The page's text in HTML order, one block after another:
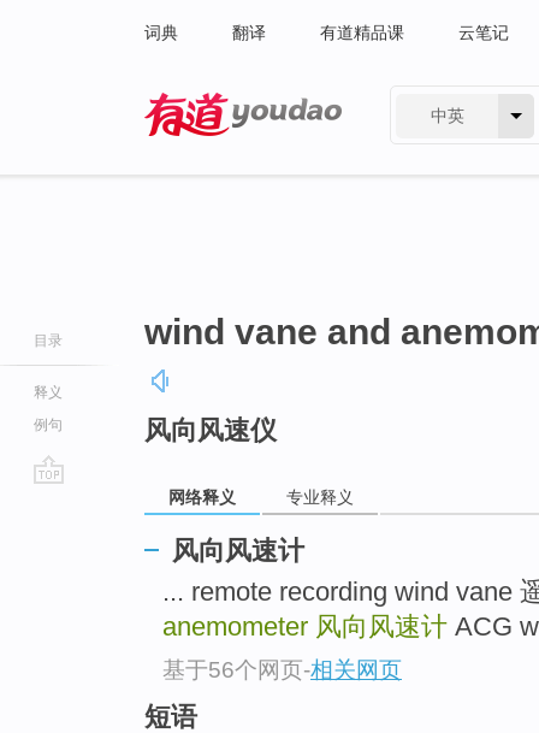
词典 翻译 有道精品课 云笔记
中英
目录
释义
例句
wind vane and
风向风速仪
网络释义 专业释义
风向风速计
... remote recording wind vane
anemometer 风向风速计 ACG
基于56个网页-相关网页
短语